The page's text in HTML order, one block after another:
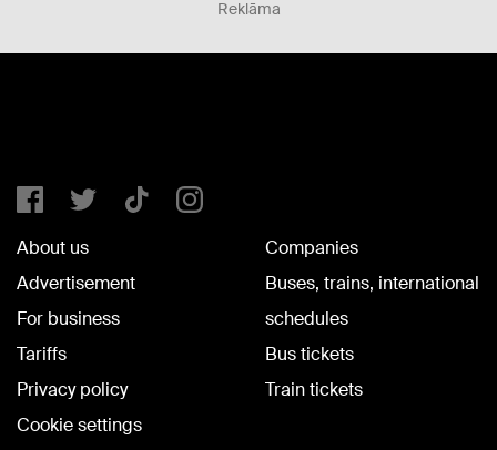
Reklāma
About us
Advertisement
For business
Tariffs
Privacy policy
Cookie settings
Companies
Buses, trains, international
schedules
Bus tickets
Train tickets